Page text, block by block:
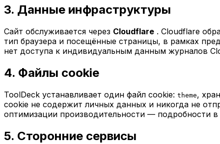
3. Данные инфраструктуры
Сайт обслуживается через Cloudflare . Cloudflare
тип браузера и посещённые страницы, в рамках
нет доступа к индивидуальным данным журналов
4. Файлы cookie
ToolDeck устанавливает один файл cookie: theme,
cookie не содержит личных данных и никогда не
оптимизации производительности — подробности в
5. Сторонние сервисы